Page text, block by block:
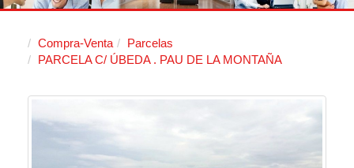
Compra-Venta
Parcelas
PARCELA C/ ÚBEDA . PAU DE LA MONTAÑA